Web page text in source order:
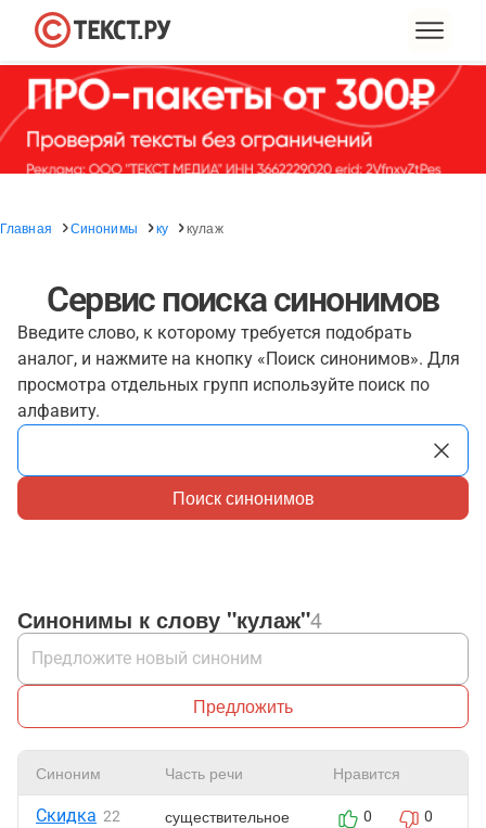
Главная Синонимы ку кулаж
Сервис поиска синонимов
Введите слово, к которому требуется подобрать
аналог, и нажмите на кнопку «Поиск синонимов». Для
просмотра отдельных групп используйте поиск по
алфавиту.
Поиск синонимов
Синонимы к слову "кулаж"4
Предложить
Синоним Часть речи Нравится
Скидка 22 существительное 0 0